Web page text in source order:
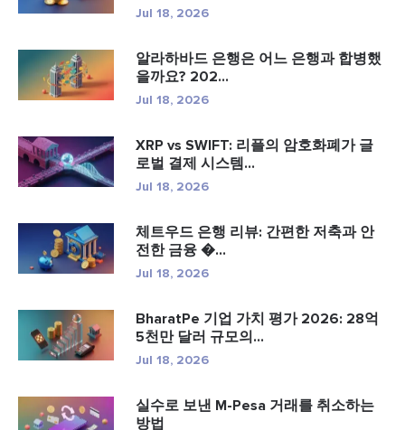
Jul 18, 2026
알라하바드 은행은 어느 은행과 합병했
을까요? 202...
Jul 18, 2026
XRP vs SWIFT: 리플의 암호화폐가 글
로벌 결제 시스템...
Jul 18, 2026
체트우드 은행 리뷰: 간편한 저축과 안
전한 금융 �...
Jul 18, 2026
BharatPe 기업 가치 평가 2026: 28억
5천만 달러 규모의...
Jul 18, 2026
실수로 보낸 M-Pesa 거래를 취소하는
방법